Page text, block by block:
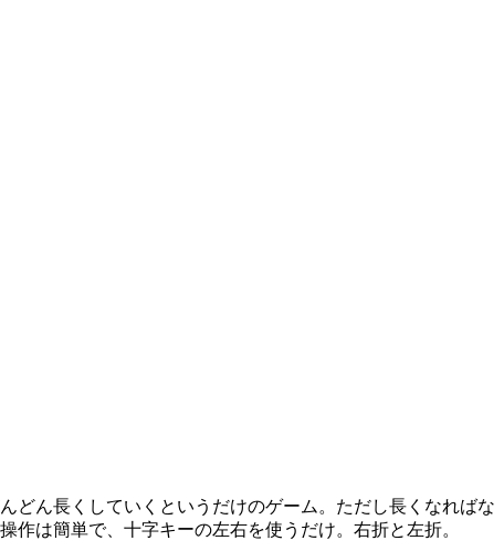
どん長くしていくというだけのゲーム。ただし長くなればな
は簡単で、十字キーの左右を使うだけ。右折と左折。